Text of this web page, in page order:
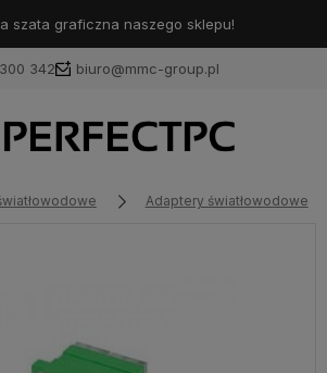
szata graficzna naszego sklepu!
342 biuro@mmc-group.pl
Adaptery światłowodowe